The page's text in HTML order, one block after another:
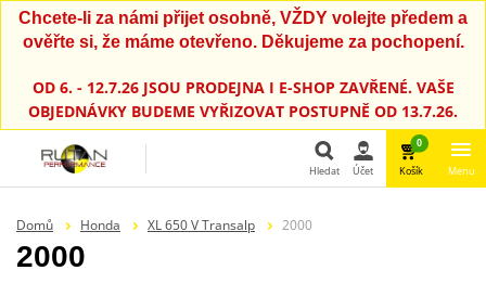
Chcete-li za námi přijet osobně, VŽDY volejte předem a
ověřte si, že máme otevřeno. Děkujeme za pochopení.
OD 6. - 12.7.26 JSOU PRODEJNA I E-SHOP ZAVŘENÉ. VAŠE
OBJEDNÁVKY BUDEME VYŘIZOVAT POSTUPNĚ OD 13.7.26.
Hledat Účet
0
Košík Menu
Domů Honda XL 650 V Transalp 2000
2000